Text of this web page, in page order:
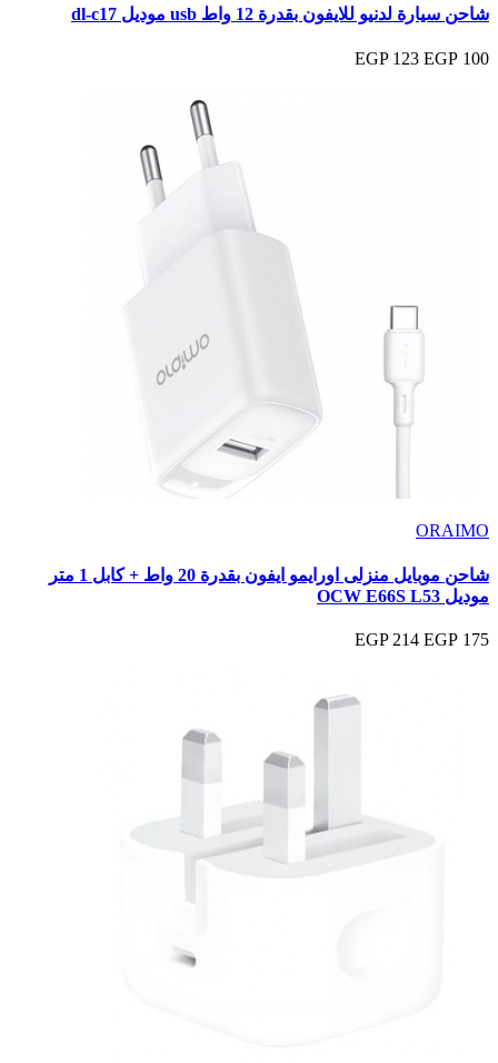
شاحن سيارة لدنيو للايفون بقدرة 12 واط usb موديل dl-c17
100 EGP
123 EGP
ORAIMO
شاحن موبايل منزلى اورايمو ايفون بقدرة 20 واط + كابل 1 متر
موديل OCW E66S L53
175 EGP
214 EGP